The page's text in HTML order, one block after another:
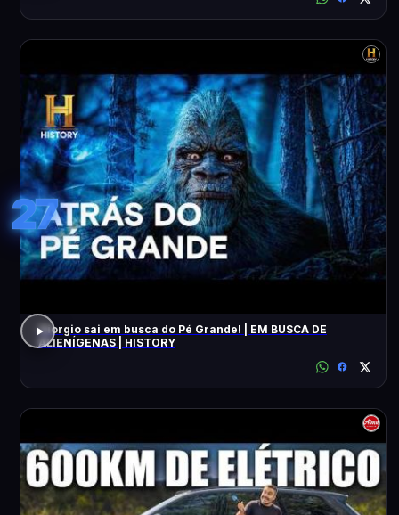
27
Giorgio sai em busca do Pé Grande! | EM BUSCA DE
ALIENÍGENAS | HISTORY